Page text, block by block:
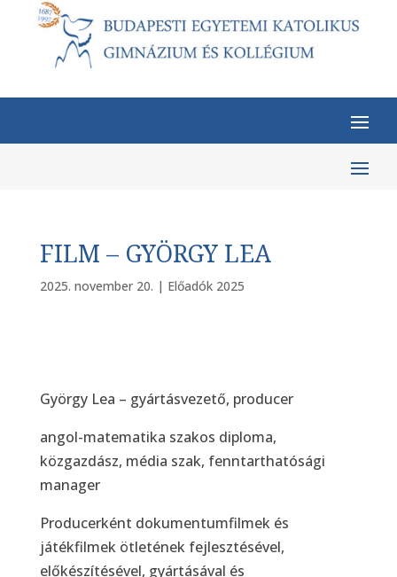
FILM – GYÖRGY LEA
2025. november 20. | Előadók 2025
György Lea – gyártásvezető, producer
angol-matematika szakos diploma,
közgazdász, média szak, fenntarthatósági
manager
Producerként dokumentumfilmek és
játékfilmek ötletének fejlesztésével,
előkészítésével, gyártásával és